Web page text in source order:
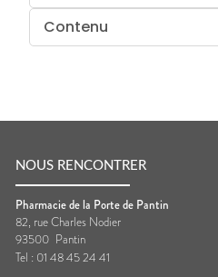
Contenu
NOUS RENCONTRER
Pharmacie de la Porte de Pantin
82, rue Charles Nodier
93500 Pantin
Tel : 01 48 45 24 41